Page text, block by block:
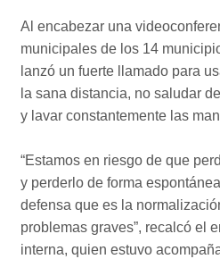
Al encabezar una
municipales de los 14
lanzó un fuerte llamado para
la sana distancia, no saludar
y lavar constantemente las
“Estamos en riesgo de que
y perderlo de forma
defensa que es la
problemas graves”, recalcó el
interna, quien estuvo